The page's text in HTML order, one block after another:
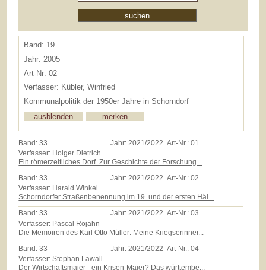
Band: 19
Jahr: 2005
Art-Nr: 02
Verfasser: Kübler, Winfried
Kommunalpolitik der 1950er Jahre in Schorndorf
Band:33 Jahr: 2021/2022 Art-Nr.:01
Verfasser: Holger Dietrich
Ein römerzeitliches Dorf. Zur Geschichte der Forschung...
Band:33 Jahr:2021/2022 Art-Nr.:02
Verfasser: Harald Winkel
Schorndorfer Straßenbenennung im 19. und der ersten Häl...
Band:33 Jahr:2021/2022 Art-Nr.:03
Verfasser: Pascal Rojahn
Die Memoiren des Karl Otto Müller: Meine Kriegserinner...
Band:33 Jahr:2021/2022 Art-Nr.:04
Verfasser: Stephan Lawall
Der Wirtschaftsmaier - ein Krisen-Maier? Das württembe...